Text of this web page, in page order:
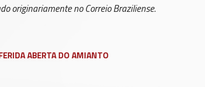
originariamente no Correio Braziliense.
ABERTA DO AMIANTO